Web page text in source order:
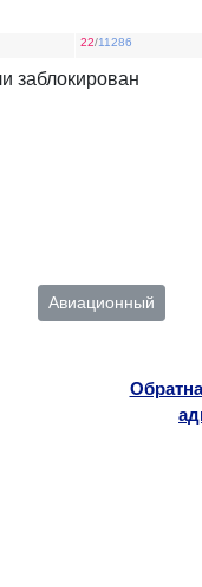
22/11286
заблокирован
Авиационный